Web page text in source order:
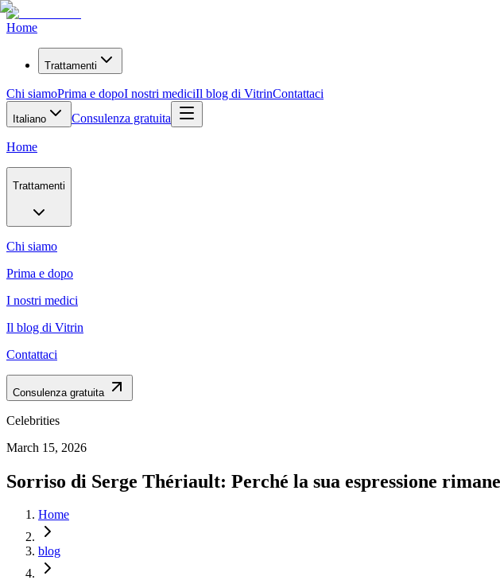
Home
Trattamenti
Chi siamoPrima e dopoI nostri mediciIl blog di VitrinContattaci
Italiano Consulenza gratuita
Home
Trattamenti
Chi siamo
Prima e dopo
I nostri medici
Il blog di Vitrin
Contattaci
Consulenza gratuita
Celebrities
March 15, 2026
Sorriso di Serge Thériault: Perché la sua espressione
Home
blog